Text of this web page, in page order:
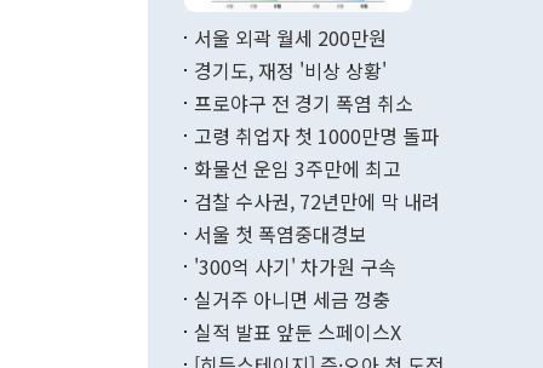
무너졌다고
함께 4자 대
며 월간 기
196.9% 급
수출은
기록했지만
서울 외곽 월세 200만원
경기도, 재정 '비상 상황'
프로야구 전 경기 폭염 취소
고령 취업자 첫 1000만명 돌파
화물선 운임 3주만에 최고
검찰 수사권, 72년만에 막 내려
서울 첫 폭염중대경보
'300억 사기' 차가원 구속
실거주 아니면 세금 껑충
실적 발표 앞둔 스페이스X